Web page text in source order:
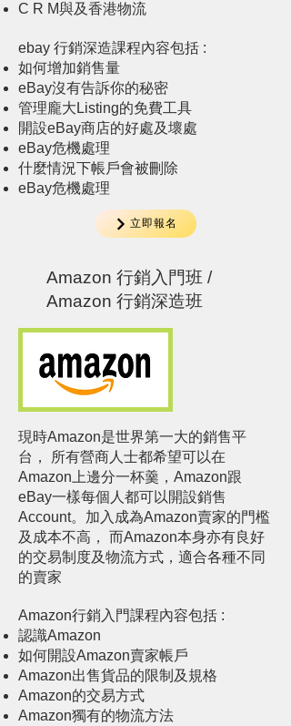
C R M與及香港物流
ebay 行銷深造課程內容包括 :
如何增加銷售量
eBay沒有告訴你的秘密
管理龐大Listing的免費工具
開設eBay商店的好處及壞處
eBay危機處理
什麼情況下帳戶會被刪除
eBay危機處理
立即報名
Amazon 行銷入門班 /
Amazon 行銷深造班
現時Amazon是世界第一大的銷售平
台， 所有營商人士都希望可以在
Amazon上邊分一杯羹，Amazon跟
eBay一樣每個人都可以開設銷售
Account。加入成為Amazon賣家的門檻
及成本不高， 而Amazon本身亦有良好
的交易制度及物流方式，適合各種不同
的賣家
Amazon行銷入門課程內容包括 :
​認識Amazon
如何開設Amazon賣家帳戶
Amazon出售貨品的限制及規格
Amazon的交易方式
Amazon獨有的物流方法